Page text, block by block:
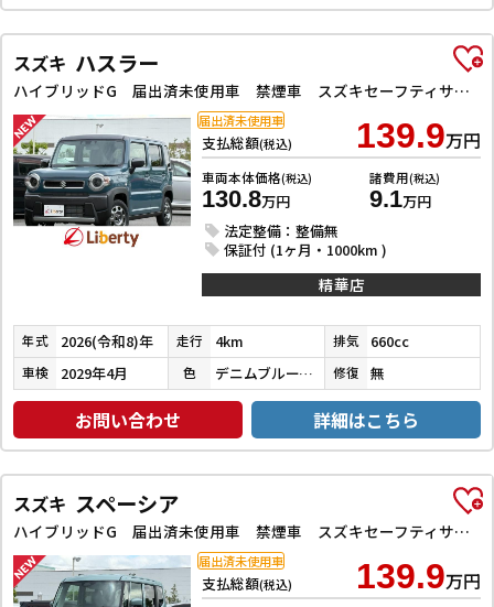
スズキ ハスラー
ハイブリッドG 届出済未使用車 禁煙車 スズキセーフティサポート アダプティブクルーズコントロール LEDヘッドライト スマートキー プッシュスタート アイドリングストップ 前席シートヒーター ステアリングスイッチ
支払総額(税込) 139.9万円
車両本体価格(税込)
130.8万円
諸費用(税込)
9.1万円
法定整備：整備無
保証付 (1ヶ月・1000km )
届出済未使用車
精華店
年式 2026(令和8)年 走行 4km 排気 660cc
車検 2029年4月 色 デニムブルーメタリックガンメタリック２Ｔ 修復 無
お問い合わせ 詳細はこちら
スズキ スペーシア
ハイブリッドG 届出済未使用車 禁煙車 スズキセーフティサポート LEDヘッドライト スマートキー プッシュスタート アイドリングストップ 両側スライドドア ステアリングスイッチ 電動格納ミラー オートエアコン
支払総額(税込) 139.9万円
届出済未使用車